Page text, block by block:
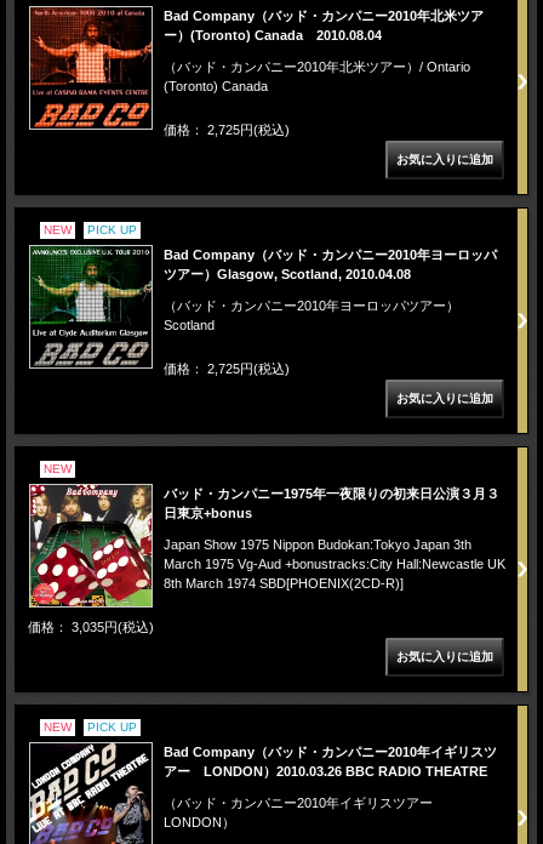
Bad Company（バッド・カンパニー2010年北米ツア
ー）(Toronto) Canada 2010.08.04
（バッド・カンパニー2010年北米ツアー）/ Ontario
(Toronto) Canada
価格： 2,725円(税込)
NEW PICK UP
Bad Company（バッド・カンパニー2010年ヨーロッパ
ツアー）Glasgow, Scotland, 2010.04.08
（バッド・カンパニー2010年ヨーロッパツアー）
Scotland
価格： 2,725円(税込)
NEW
バッド・カンパニー1975年一夜限りの初来日公演３月３
日東京+bonus
Japan Show 1975 Nippon Budokan:Tokyo Japan 3th
March 1975 Vg-Aud +bonustracks:City Hall:Newcastle UK
8th March 1974 SBD[PHOENIX(2CD-R)]
価格： 3,035円(税込)
NEW PICK UP
Bad Company（バッド・カンパニー2010年イギリスツ
アー LONDON）2010.03.26 BBC RADIO THEATRE
（バッド・カンパニー2010年イギリスツアー
LONDON）